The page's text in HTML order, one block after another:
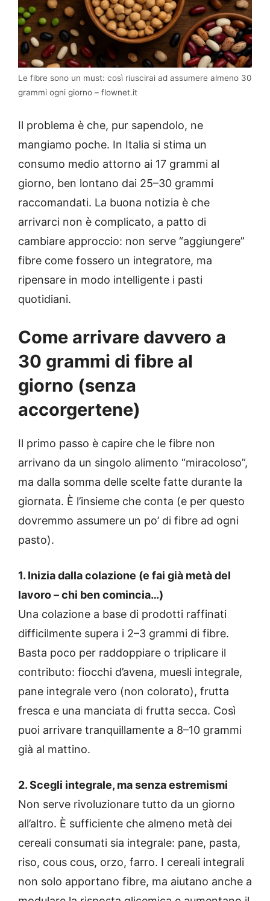
Le fibre sono un must: così riuscirai ad assumere almeno 30
grammi ogni giorno – flownet.it
Il problema è che, pur sapendolo, ne
mangiamo poche. In Italia si stima un
consumo medio attorno ai 17 grammi al
giorno, ben lontano dai 25–30 grammi
raccomandati. La buona notizia è che
arrivarci non è complicato, a patto di
cambiare approccio: non serve “aggiungere”
fibre come fossero un integratore, ma
ripensare in modo intelligente i pasti
quotidiani.
Come arrivare davvero a
30 grammi di fibre al
giorno (senza
accorgertene)
Il primo passo è capire che le fibre non
arrivano da un singolo alimento “miracoloso”,
ma dalla somma delle scelte fatte durante la
giornata. È l’insieme che conta (e per questo
dovremmo assumere un po’ di fibre ad ogni
pasto).
1. Inizia dalla colazione (e fai già metà del
lavoro – chi ben comincia…)
Una colazione a base di prodotti raffinati
difficilmente supera i 2–3 grammi di fibre.
Basta poco per raddoppiare o triplicare il
contributo: fiocchi d’avena, muesli integrale,
pane integrale vero (non colorato), frutta
fresca e una manciata di frutta secca. Così
puoi arrivare tranquillamente a 8–10 grammi
già al mattino.
2. Scegli integrale, ma senza estremismi
Non serve rivoluzionare tutto da un giorno
all’altro. È sufficiente che almeno metà dei
cereali consumati sia integrale: pane, pasta,
riso, cous cous, orzo, farro. I cereali integrali
non solo apportano fibre, ma aiutano anche a